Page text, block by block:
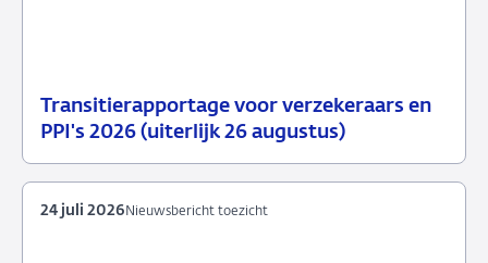
Transitierapportage voor verzekeraars en
PPI's 2026 (uiterlijk 26 augustus)
29
Nieuwsbericht
Nieuwsbericht toezicht
24 juli 2026